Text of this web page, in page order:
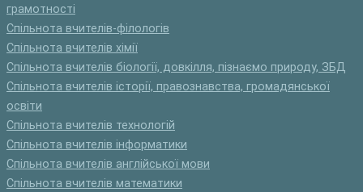
грамотності
Спільнота вчителів-філологів
Спільнота вчителів хімії
Спільнота вчителів біології, довкілля, пізнаємо природу, ЗБД
Спільнота вчителів історії, правознавства, громадянської
освіти
Спільнота вчителів технологій
Спільнота вчителів інформатики
Спільнота вчителів англійської мови
Спільнота вчителів математики